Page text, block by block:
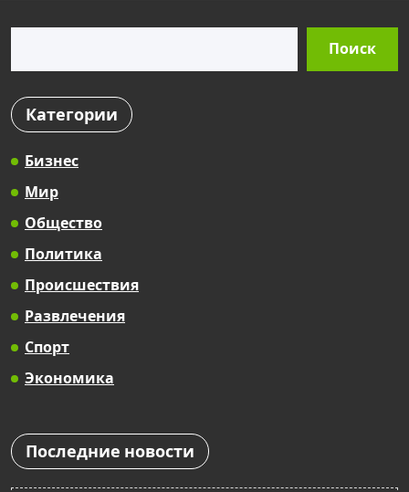
Поиск
Категории
Бизнес
Мир
Общество
Политика
Происшествия
Развлечения
Спорт
Экономика
Последние новости